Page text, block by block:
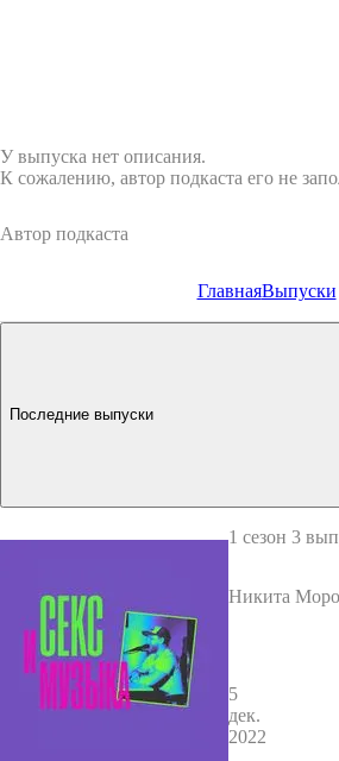
У выпуска нет описания.
К сожалению, автор подкаста его не
Автор подкаста
ГлавнаяВыпуски
Последние выпуски
1 сезон 3
Никита
5
дек.
2022